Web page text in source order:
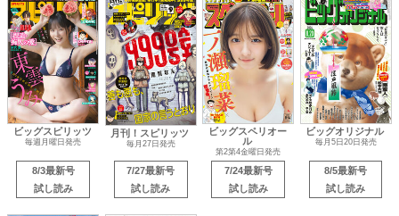
毎週月曜日発売
8/3最新号
毎月27日発売
7/27最新号
ビッグスペリオー
ル
第2第4金曜日発売
7/24最新号
毎月5日20日発売
8/5最新号